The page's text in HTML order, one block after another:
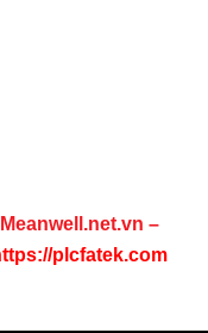
Meanwell.net.vn –
plcfatek.com